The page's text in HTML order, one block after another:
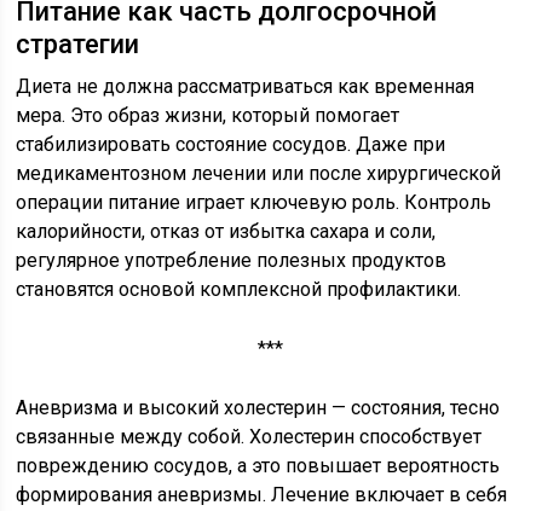
Питание как часть долгосрочной
стратегии
Диета не должна рассматриваться как временная
мера. Это образ жизни, который помогает
стабилизировать состояние сосудов. Даже при
медикаментозном лечении или после хирургической
операции питание играет ключевую роль. Контроль
калорийности, отказ от избытка сахара и соли,
регулярное употребление полезных продуктов
становятся основой комплексной профилактики.
***
Аневризма и высокий холестерин — состояния, тесно
связанные между собой. Холестерин способствует
повреждению сосудов, а это повышает вероятность
формирования аневризмы. Лечение включает в себя